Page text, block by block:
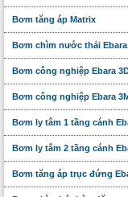
Bơm tăng áp Matrix
Bơm chìm nước thải Ebara
Bơm công nghiệp Ebara
Bơm công nghiệp Ebara
Bơm ly tâm 1 tầng cánh
Bơm ly tâm 2 tầng cánh
Bơm tăng áp trục đứng